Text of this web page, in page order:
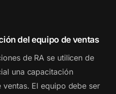
del equipo de ventas
de RA se utilicen de
una capacitación
El equipo debe ser